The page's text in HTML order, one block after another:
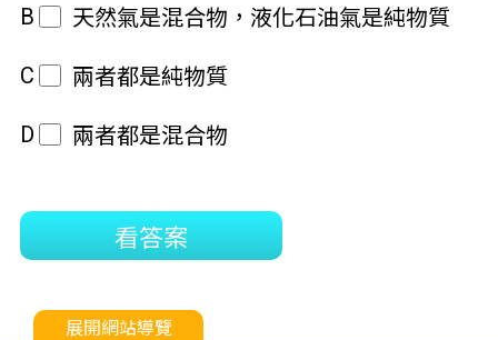
B 天然氣是混合物，液化石油氣是純物質
C 兩者都是純物質
D 兩者都是混合物
看答案
展開網站導覽